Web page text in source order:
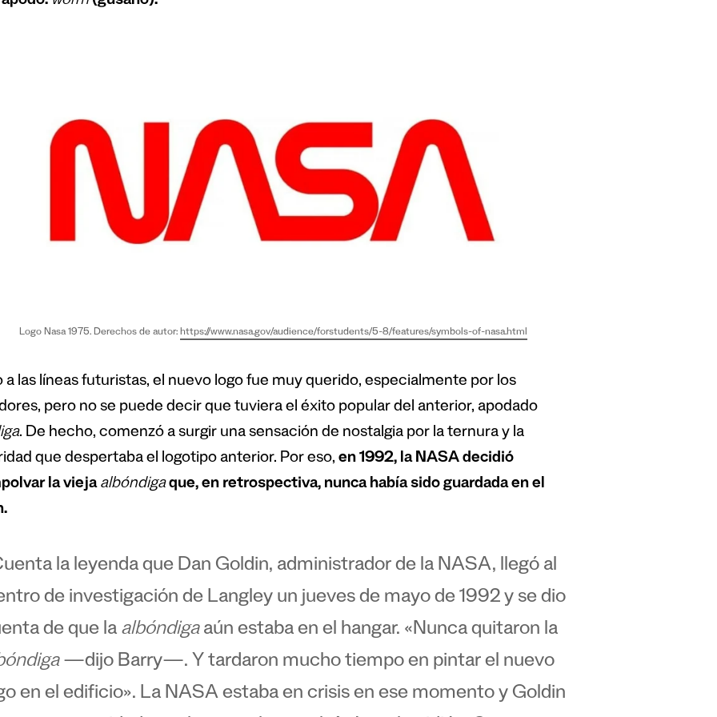
Logo Nasa 1975. Derechos de autor: https://www.nasa.gov/audience/forstudents/5-8/features/symbols-of-nasa.html
a las líneas futuristas, el nuevo logo fue muy querido, especialmente por los
pero no se puede decir que tuviera el éxito popular del anterior, apodado
. De hecho, comenzó a surgir una sensación de nostalgia por la ternura y la
que despertaba el logotipo anterior. Por eso, en 1992, la NASA decidió
la viejaalbóndigaque, en retrospectiva, nunca había sido guardada en el
la leyenda que Dan Goldin, administrador de la NASA, llegó al
de investigación de Langley un jueves de mayo de 1992 y se dio
de que la albóndigaaún estaba en el hangar. «Nunca quitaron la
—dijo Barry—. Y tardaron mucho tiempo en pintar el nuevo
en el edificio». La NASA estaba en crisis en ese momento y Goldin